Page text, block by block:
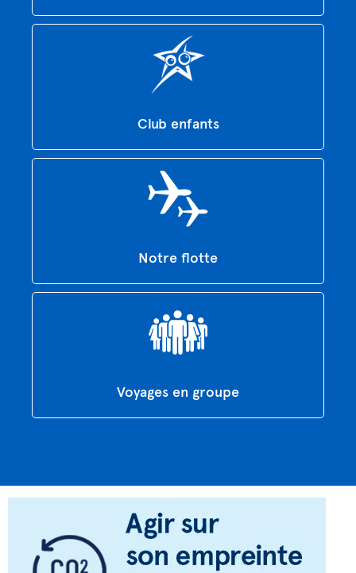
Club enfants
Notre flotte
Voyages en groupe